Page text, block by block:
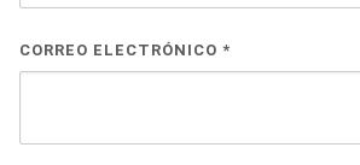
CORREO ELECTRÓNICO *